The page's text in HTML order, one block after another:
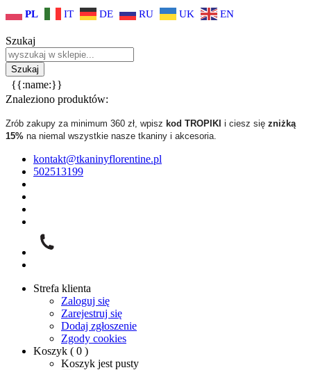
PL IT DE RU UK EN
Szukaj
{{:name:}}
Znaleziono produktów:
Zrób zakupy za minimum 360 zł, wpisz kod TROPIKI i ciesz się zniżką
15% na niemal wszystkie nasze tkaniny i akcesoria.
kontakt@tkaninyflorentine.pl
502513199
Strefa klienta
Zaloguj się
Zarejestruj się
Dodaj zgłoszenie
Zgody cookies
Koszyk ( 0 )
Koszyk jest pusty